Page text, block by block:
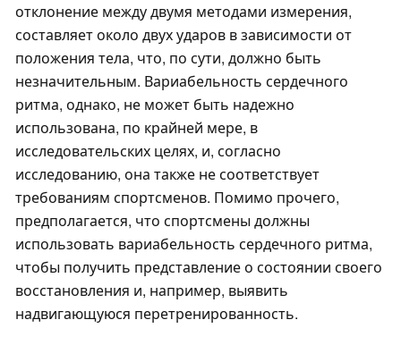
отклонение между двумя методами измерения,
составляет около двух ударов в зависимости от
положения тела, что, по сути, должно быть
незначительным. Вариабельность сердечного
ритма, однако, не может быть надежно
использована, по крайней мере, в
исследовательских целях, и, согласно
исследованию, она также не соответствует
требованиям спортсменов. Помимо прочего,
предполагается, что спортсмены должны
использовать вариабельность сердечного ритма,
чтобы получить представление о состоянии своего
восстановления и, например, выявить
надвигающуюся перетренированность.